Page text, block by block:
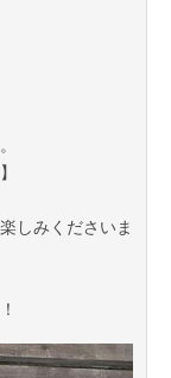
しみくださいま